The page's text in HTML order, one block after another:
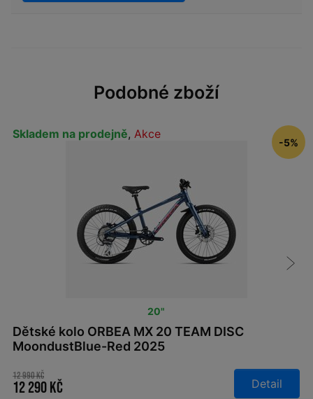
Podobné zboží
Skladem na prodejně, Akce
20"
Dětské kolo ORBEA MX 20 TEAM DISC
MoondustBlue-Red 2025
-5%
12 990 Kč
12 290 Kč Detail